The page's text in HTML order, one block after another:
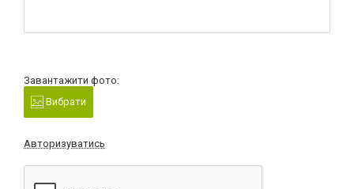
Завантажити фото:
Вибрати
Авторизуватись